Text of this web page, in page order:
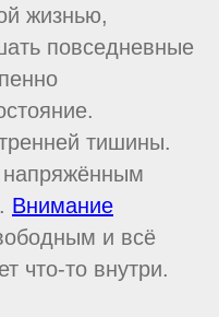
жизнью,
повседневные
тишины.
напряжённым
Внимание
и всё
что-то внутри.